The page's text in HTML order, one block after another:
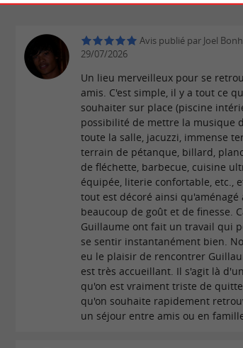
Avis publié par Joel
29/07/2026
Un lieu merveilleux pour se
amis. C'est simple, il y a tout ce
souhaiter sur place (piscine
possibilité de mettre la musique
toute la salle, jacuzzi, immense
terrain de pétanque, billard,
de fléchette, barbecue, cuisine
équipée, literie confortable, etc.,
tout est décoré ainsi qu'aménagé
beaucoup de goût et de finesse.
Guillaume ont fait un travail qui
se sentir instantanément bien.
eu le plaisir de rencontrer
est très accueillant. Il s'agit là
qu'on est vraiment triste de
qu'on souhaite rapidement
un séjour entre amis ou en famille